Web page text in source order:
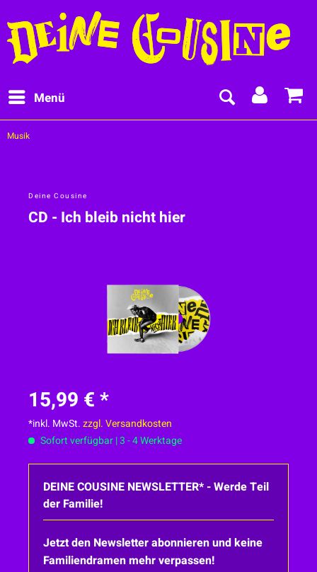
Menü
Musik
Deine Cousine
CD - Ich bleib nicht hier
15,99 € *
*inkl. MwSt.zzgl. Versandkosten
Sofort verfügbar | 3 - 4 Werktage
DEINE COUSINE NEWSLETTER* - Werde Teil
der Familie!
Jetzt den Newsletter abonnieren und keine
Familiendramen mehr verpassen!